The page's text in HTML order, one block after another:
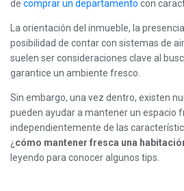
de comprar un departamento con
La orientación del inmueble, la
posibilidad de contar con sistemas de
suelen ser consideraciones clave al
garantice un ambiente fresco.
Sin embargo, una vez dentro, existen
pueden ayudar a mantener un espacio
independientemente de las
¿ cómo mantener fresca una
leyendo para conocer algunos tips.